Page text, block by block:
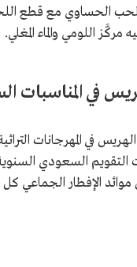
الحساوي مع قطع
مركَّز اللومي والماء المغلي.
في المناسبات
في المهرجانات
السعودي
الإفطار الجماعي كل